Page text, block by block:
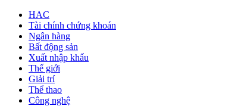
HAC
Tài chính chứng khoán
Ngân hàng
Bất động sản
Xuất nhập khẩu
Thế giới
Giải trí
Thể thao
Công nghệ